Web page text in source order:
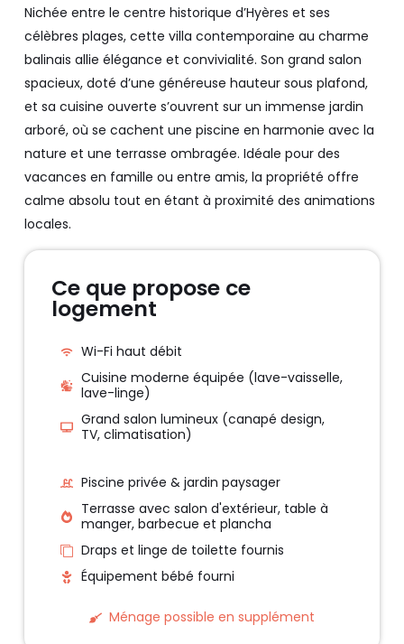
Nichée entre le centre historique d’Hyères et ses
célèbres plages, cette villa contemporaine au charme
balinais allie élégance et convivialité. Son grand salon
spacieux, doté d’une généreuse hauteur sous plafond,
et sa cuisine ouverte s’ouvrent sur un immense jardin
arboré, où se cachent une piscine en harmonie avec la
nature et une terrasse ombragée. Idéale pour des
vacances en famille ou entre amis, la propriété offre
calme absolu tout en étant à proximité des animations
locales.
Ce que propose ce
logement
Wi-Fi haut débit
Cuisine moderne équipée (lave-vaisselle,
lave-linge)
Grand salon lumineux (canapé design,
TV, climatisation)
Piscine privée & jardin paysager
Terrasse avec salon d'extérieur, table à
manger, barbecue et plancha
Draps et linge de toilette fournis
Équipement bébé fourni
Ménage possible en supplément